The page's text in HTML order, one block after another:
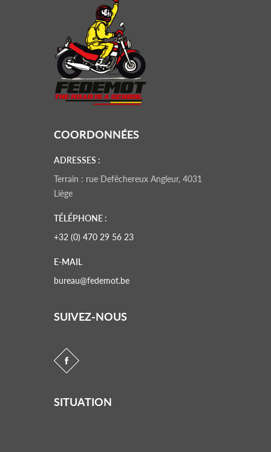
COORDONNÉES
ADRESSES :
Terrain : rue Defêchereux Angleur, 4031
Liège
TÉLÉPHONE :
+32 (0) 470 29 56 23
E-MAIL
bureau@fedemot.be
SUIVEZ-NOUS
SITUATION